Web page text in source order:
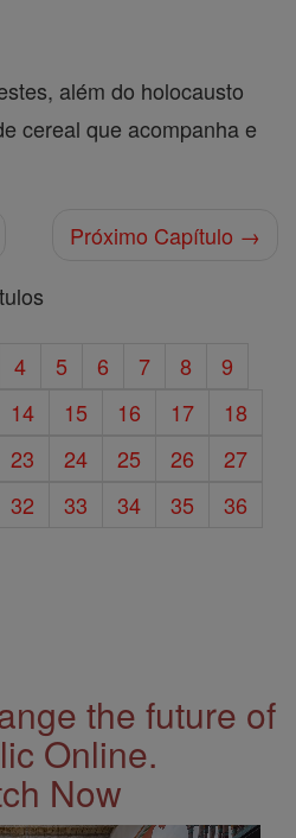
além do holocausto
cereal que acompanha e
Próximo Capítulo →
4 5 6 7 8
9
14 15 16 17
18
23 24 25 26
27
32 33 34 35
36
the future of
Online.
Now